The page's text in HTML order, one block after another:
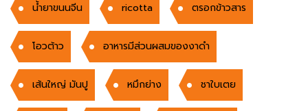
น้ำยาขนนจีน ricotta ตรอกข้าวสาร
โอวต้าว อาหารมีส่วนผสมของงาดำ
เส้นใหญ่ มันปู หมึกย่าง ชาใบเตย